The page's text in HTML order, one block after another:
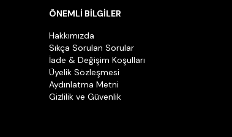
ÖNEMLİ BİLGİLER
Hakkımızda
Sıkça Sorulan Sorular
İade & Değişim Koşulları
Üyelik Sözleşmesi
Aydınlatma Metni
Gizlilik ve Güvenlik